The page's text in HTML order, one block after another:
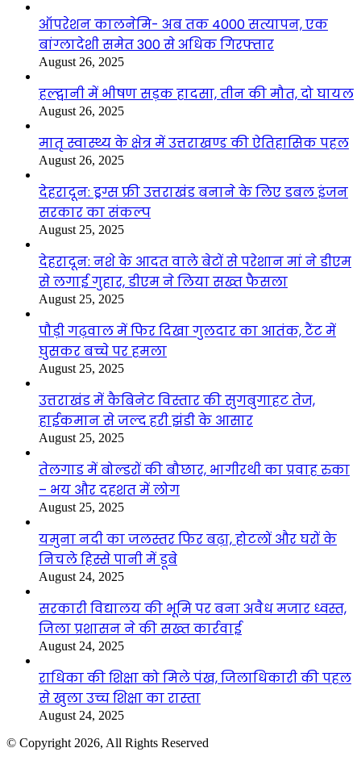
ऑपरेशन कालनेमि- अब तक 4000 सत्यापन, एक
बांग्लादेशी समेत 300 से अधिक गिरफ्तार
August 26, 2025
हल्द्वानी में भीषण सड़क हादसा, तीन की मौत, दो घायल
August 26, 2025
मातृ स्वास्थ्य के क्षेत्र में उत्तराखण्ड की ऐतिहासिक पहल
August 26, 2025
देहरादून: ड्रग्स फ्री उत्तराखंड बनाने के लिए डबल इंजन
सरकार का संकल्प
August 25, 2025
देहरादून: नशे के आदत वाले बेटों से परेशान मां ने डीएम
से लगाई गुहार, डीएम ने लिया सख्त फैसला
August 25, 2025
पौड़ी गढ़वाल में फिर दिखा गुलदार का आतंक, टैंट में
घुसकर बच्चे पर हमला
August 25, 2025
उत्तराखंड में कैबिनेट विस्तार की सुगबुगाहट तेज,
हाईकमान से जल्द हरी झंडी के आसार
August 25, 2025
तेलगाड में बोल्डरों की बौछार, भागीरथी का प्रवाह रुका
– भय और दहशत में लोग
August 25, 2025
यमुना नदी का जलस्तर फिर बढ़ा, होटलों और घरों के
निचले हिस्से पानी में डूबे
August 24, 2025
सरकारी विद्यालय की भूमि पर बना अवैध मजार ध्वस्त,
जिला प्रशासन ने की सख्त कार्रवाई
August 24, 2025
राधिका की शिक्षा को मिले पंख, जिलाधिकारी की पहल
से खुला उच्च शिक्षा का रास्ता
August 24, 2025
© Copyright 2026, All Rights Reserved